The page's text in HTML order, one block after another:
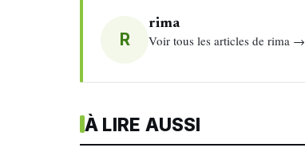
R
rima
Voir tous les articles de rima →
À LIRE AUSSI